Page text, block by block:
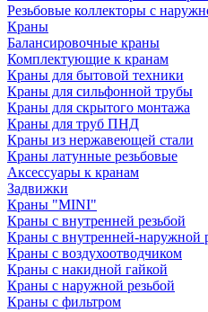
Резьбовые коллекторы с
Краны
Балансировочные краны
Комплектующие к кранам
Краны для бытовой техники
Краны для сильфонной трубы
Краны для скрытого монтажа
Краны для труб ПНД
Краны из нержавеющей стали
Краны латунные резьбовые
Аксессуары к кранам
Задвижки
Краны "MINI"
Краны с внутренней резьбой
Краны с внутренней-наружной
Краны с воздухоотводчиком
Краны с накидной гайкой
Краны с наружной резьбой
Краны с фильтром